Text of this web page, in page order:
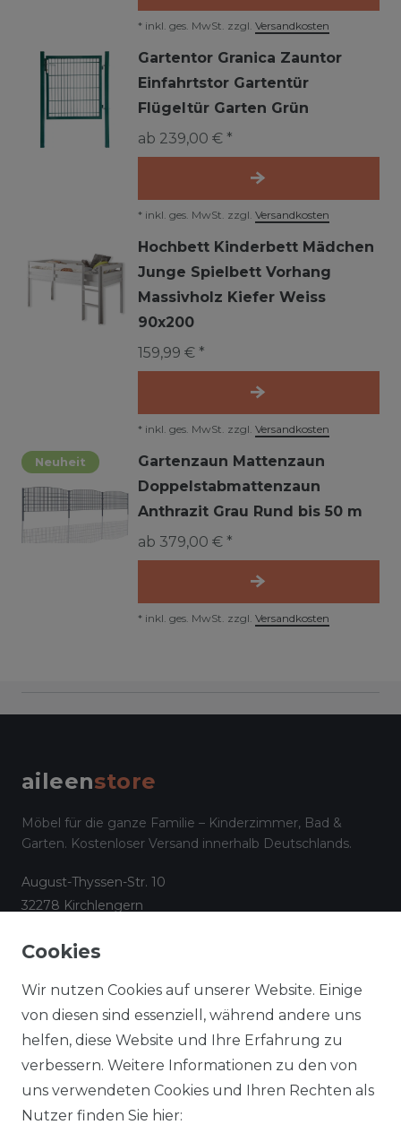
* inkl. ges. MwSt. zzgl. Versandkosten
Gartentor Granica Zauntor
Einfahrtstor Gartentür
Flügeltür Garten Grün
ab 239,00 € *
* inkl. ges. MwSt. zzgl. Versandkosten
Hochbett Kinderbett Mädchen
Junge Spielbett Vorhang
Massivholz Kiefer Weiss
90x200
159,99 € *
* inkl. ges. MwSt. zzgl. Versandkosten
Neuheit
Gartenzaun Mattenzaun
Doppelstabmattenzaun
Anthrazit Grau Rund bis 50 m
ab 379,00 € *
* inkl. ges. MwSt. zzgl. Versandkosten
aileenstore
Möbel für die ganze Familie – Kinderzimmer, Bad &
Garten. Kostenloser Versand innerhalb Deutschlands.
August-Thyssen-Str. 10
32278 Kirchlengern
✉info@aileenstore.de
Lieferzeiten
Zahlungsarten
Widerrufsformular
Informationen zu Elektro-
Impressum
AGB
Datenschutz
Cookies
Wir nutzen Cookies auf unserer Website. Einige
von diesen sind essenziell, während andere uns
helfen, diese Website und Ihre Erfahrung zu
verbessern. Weitere Informationen zu den von
uns verwendeten Cookies und Ihren Rechten als
Nutzer finden Sie hier: